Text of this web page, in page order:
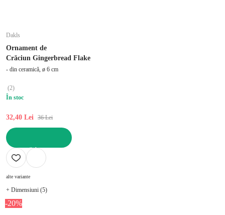
Dakls
Ornament de
Crăciun Gingerbread Flake
- din ceramică, ø 6 cm
(2)
În stoc
32,40 Lei 36 Lei
ADAUGĂ ÎN COȘ
alte variante
+ Dimensiuni (5)
-20%